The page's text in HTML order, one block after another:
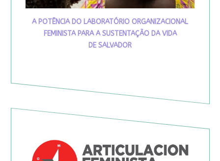
A POTÊNCIA DO LABORATÓRIO ORGANIZACIONAL
FEMINISTA PARA A SUSTENTAÇÃO DA VIDA
DE SALVADOR